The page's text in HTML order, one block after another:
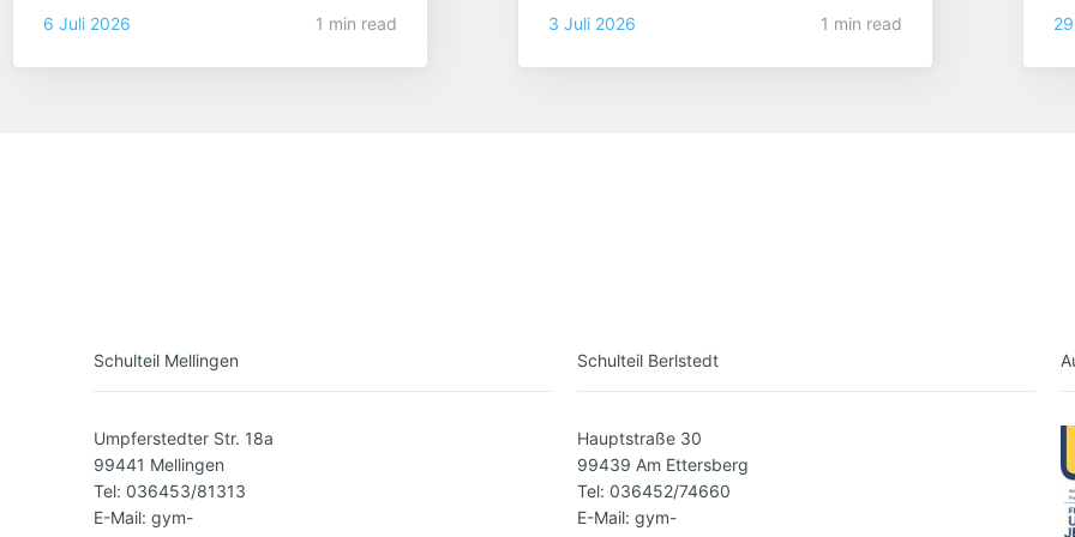
6 Juli 2026 1 min read 3 Juli 2026 1 min read
Schulteil Mellingen
Umpferstedter Str. 18a
99441 Mellingen
Tel: 036453/81313
E-Mail: gym-
Schulteil Berlstedt
Hauptstraße 30
99439 Am Ettersberg
Tel: 036452/74660
E-Mail: gym-